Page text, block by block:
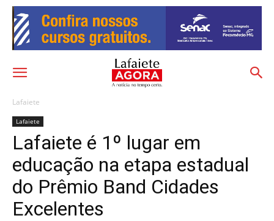
Lafaiete
Lafaiete
Lafaiete é 1º lugar em
educação na etapa estadual
do Prêmio Band Cidades
Excelentes